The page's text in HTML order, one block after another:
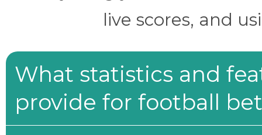
live scores, and
What statistics and
provide for football